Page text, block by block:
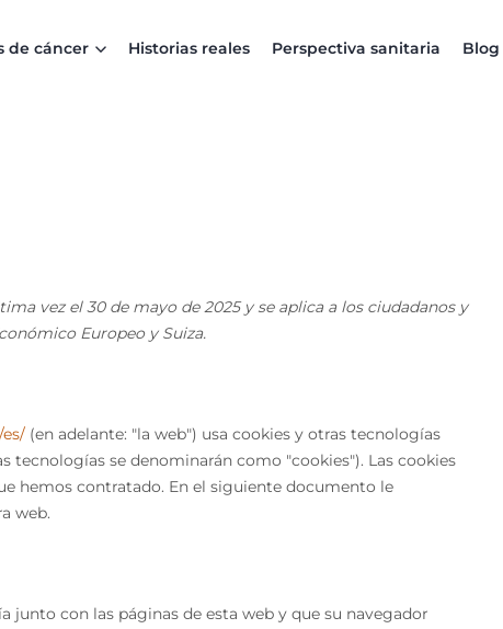
de cáncer Historias reales Perspectiva sanitaria Blog
vez el 30 de mayo de 2025 y se aplica a los ciudadanos y
Europeo y Suiza.
(en adelante: "la web") usa cookies y otras tecnologías
tecnologías se denominarán como "cookies"). Las cookies
hemos contratado. En el siguiente documento le
web.
junto con las páginas de esta web y que su navegador